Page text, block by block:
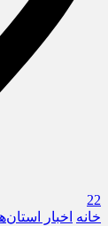
22
خانه اخبار